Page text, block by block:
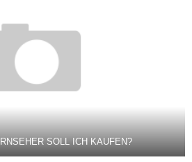
SOLL ICH KAUFEN?